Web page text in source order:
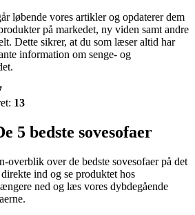
løbende vores artikler og opdaterer dem
på markedet, ny viden samt andre
Dette sikrer, at du som læser altid har
information om senge- og
13
5 bedste sovesofaer
overblik over de bedste sovesofaer på det
ind og se produktet hos
ned og læs vores dybdegående